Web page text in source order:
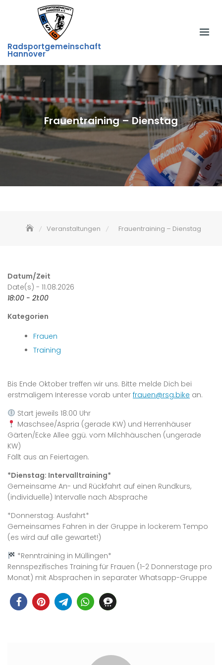
Radsportgemeinschaft
Hannover
Frauentraining – Dienstag
Veranstaltungen Frauentraining – Dienstag
Datum/Zeit
Date(s) - 11.08.2026
18:00 - 21:00
Kategorien
Frauen
Training
Bis Ende Oktober treffen wir uns. Bitte melde Dich bei
erstmaligem Interesse vorab unter frauen@rsg.bike an.
Start jeweils 18:00 Uhr
Maschsee/Aspria (gerade KW) und Herrenhäuser
Gärten/Ecke Allee ggü. vom Milchhäuschen (ungerade
KW)
Fällt aus an Feiertagen.
*Dienstag: Intervalltraining*
Gemeinsame An- und Rückfahrt auf einen Rundkurs,
(individuelle) Intervalle nach Absprache
*Donnerstag: Ausfahrt*
Gemeinsames Fahren in der Gruppe in lockerem Tempo
(es wird auf alle gewartet!)
*Renntraining in Müllingen*
Rennspezifisches Training für Frauen (1-2 Donnerstage pro
Monat) mit Absprachen in separater Whatsapp-Gruppe